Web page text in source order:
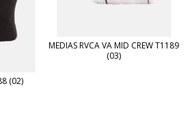
(02)
MEDIAS RVCA VA MID CREW T1189
(03)